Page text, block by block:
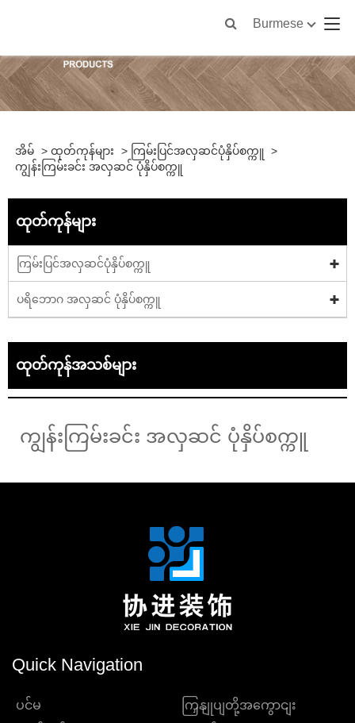
Burmese
အိမ် > ထုတ်ကုန်များ > ကြမ်းပြင်အလှဆင်ပုံနှိပ်စက္ကူ >
ကျွန်းကြမ်းခင်း အလှဆင် ပုံနှိပ်စက္ကူ
ထုတ်ကုန်များ
ကြမ်းပြင်အလှဆင်ပုံနှိပ်စက္ကူ
ပရိဘောဂ အလှဆင် ပုံနှိပ်စက္ကူ
ထုတ်ကုန်အသစ်များ
ကျွန်းကြမ်းခင်း အလှဆင် ပုံနှိပ်စက္ကူ
Quick Navigation
ပင်မ
ကြှနျုပျတို့အကွောငျး